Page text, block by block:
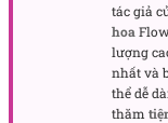
Thiết kế hộp
Dáng hộp hình
cùng nắp mica
tác giả
hoa
lượng
nhất và
thể dễ
thăm